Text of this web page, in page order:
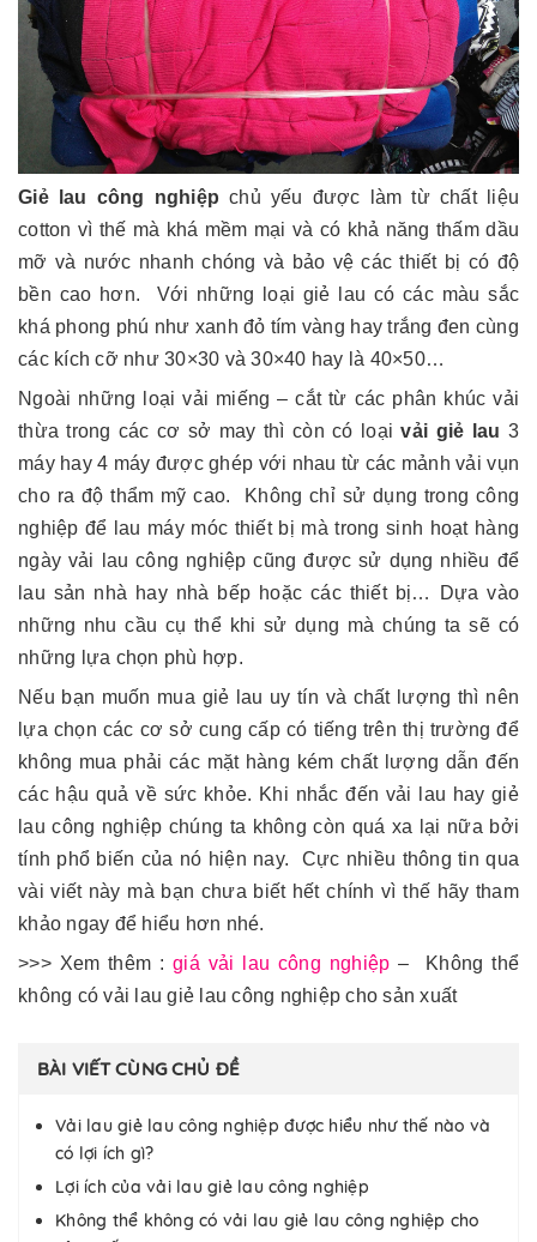
Giẻ lau công nghiệp chủ yếu được làm từ chất liệu
cotton vì thế mà khá mềm mại và có khả năng thấm dầu
mỡ và nước nhanh chóng và bảo vệ các thiết bị có độ
bền cao hơn. Với những loại giẻ lau có các màu sắc
khá phong phú như xanh đỏ tím vàng hay trắng đen cùng
các kích cỡ như 30×30 và 30×40 hay là 40×50…
Ngoài những loại vải miếng – cắt từ các phân khúc vải
thừa trong các cơ sở may thì còn có loạivải giẻ lau 3
máy hay 4 máy được ghép với nhau từ các mảnh vải vụn
cho ra độ thẩm mỹ cao. Không chỉ sử dụng trong công
nghiệp để lau máy móc thiết bị mà trong sinh hoạt hàng
ngày vải lau công nghiệp cũng được sử dụng nhiều để
lau sản nhà hay nhà bếp hoặc các thiết bị… Dựa vào
những nhu cầu cụ thể khi sử dụng mà chúng ta sẽ có
những lựa chọn phù hợp.
Nếu bạn muốn mua giẻ lau uy tín và chất lượng thì nên
lựa chọn các cơ sở cung cấp có tiếng trên thị trường để
không mua phải các mặt hàng kém chất lượng dẫn đến
các hậu quả về sức khỏe. Khi nhắc đến vải lau hay giẻ
lau công nghiệp chúng ta không còn quá xa lại nữa bởi
tính phổ biến của nó hiện nay. Cực nhiều thông tin qua
vài viết này mà bạn chưa biết hết chính vì thế hãy tham
khảo ngay để hiểu hơn nhé.
>>> Xem thêm :giá vải lau công nghiệp – Không thể
không có vải lau giẻ lau công nghiệp cho sản xuất
BÀI VIẾT CÙNG CHỦ ĐỀ
Vải lau giẻ lau công nghiệp được hiểu như thế nào và
có lợi ích gì?
Lợi ích của vải lau giẻ lau công nghiệp
Không thể không có vải lau giẻ lau công nghiệp cho